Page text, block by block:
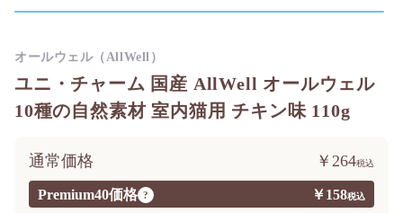
ユニ・チャーム 国産 AllWell オールウェル
10種の自然素材 室内猫用 チキン味 110g
Premium40価格 ? ￥158
通常価格 ￥264
オールウェル（AllWell）